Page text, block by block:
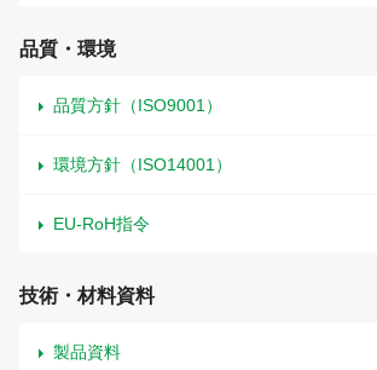
品質・環境
品質方針（ISO9001）
環境方針（ISO14001）
EU-RoH指令
技術・材料資料
製品資料